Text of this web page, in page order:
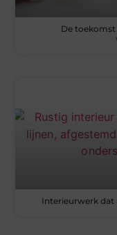
De
Interieurwerk dat